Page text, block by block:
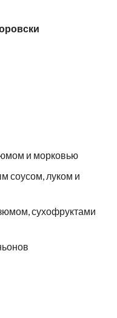
и морковью
соусом, луком и
сухофруктами